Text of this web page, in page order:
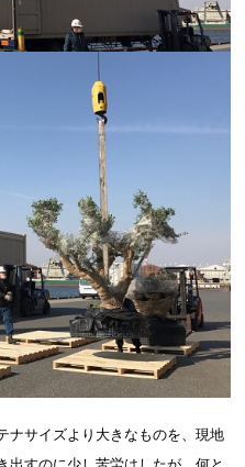
ナサイズより大きなものを、現地